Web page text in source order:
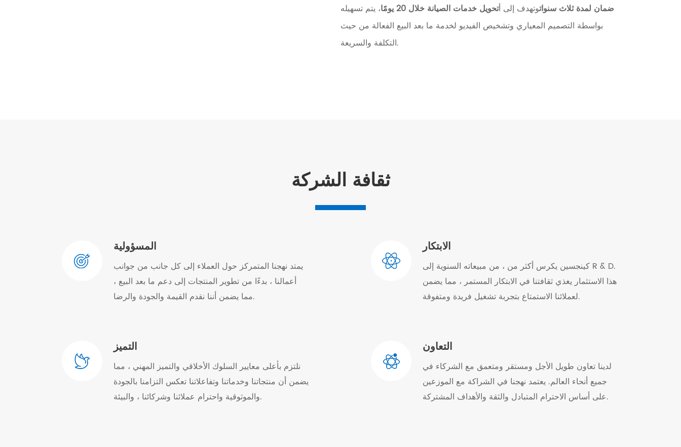
ضمان لمدة ثلاث سنواتوتهدف إلى أتحويل خدمات الصيانة خلال 20 يومًا
، يتم تسهيله
بواسطة التصميم المعياري وتشخيص الفيديو لخدمة ما بعد البيع الفعالة من حيث
التكلفة والسريعة.
ثقافة الشركة
المسؤولية
يمتد نهجنا المتمركز حول العملاء إلى كل جانب من جوانب
أعمالنا ، بدءًا من تطوير المنتجات إلى دعم ما بعد البيع ،
مما يضمن أننا نقدم القيمة والجودة والرضا.
الابتكار
كينجسين يكرس أكثر من ، من مبيعاته السنوية إلى R & D.
هذا الاستثمار يغذي ثقافتنا في الابتكار المستمر ، مما يضمن
لعملائنا الاستمتاع بتجربة تشغيل فريدة ومتفوقة.
التميز
نلتزم بأعلى معايير السلوك الأخلاقي والتميز المهني ، مما
يضمن أن منتجاتنا وخدماتنا وتفاعلاتنا تعكس التزامنا بالجودة
والموثوقية واحترام عملائنا وشركائنا ، والبيئة.
التعاون
لدينا تعاون طويل الأجل ومستقر ومتعمق مع الشركاء في
جميع أنحاء العالم. يعتمد نهجنا في الشراكة مع الموزعين
على أساس الاحترام المتبادل والثقة والأهداف المشتركة.